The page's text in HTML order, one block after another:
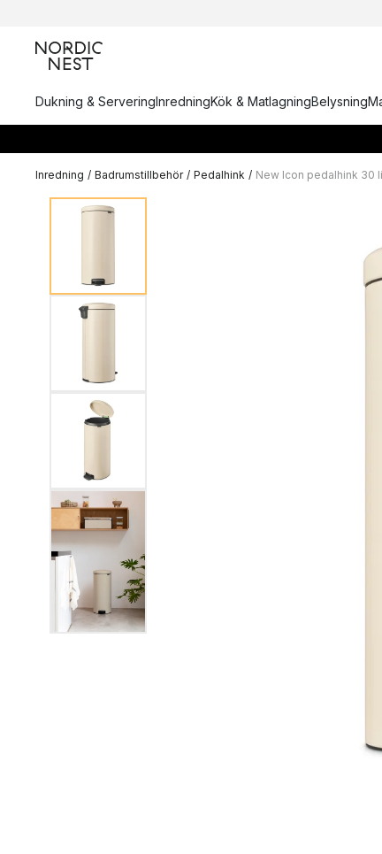
Dukning & ServeringInredningKök & MatlagningBelysning
Inredning / Badrumstillbehör / Pedalhink / New Icon pedalhink 30